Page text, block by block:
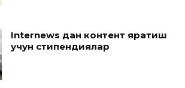
Internews дан контент яратиш
учун стипендиялар